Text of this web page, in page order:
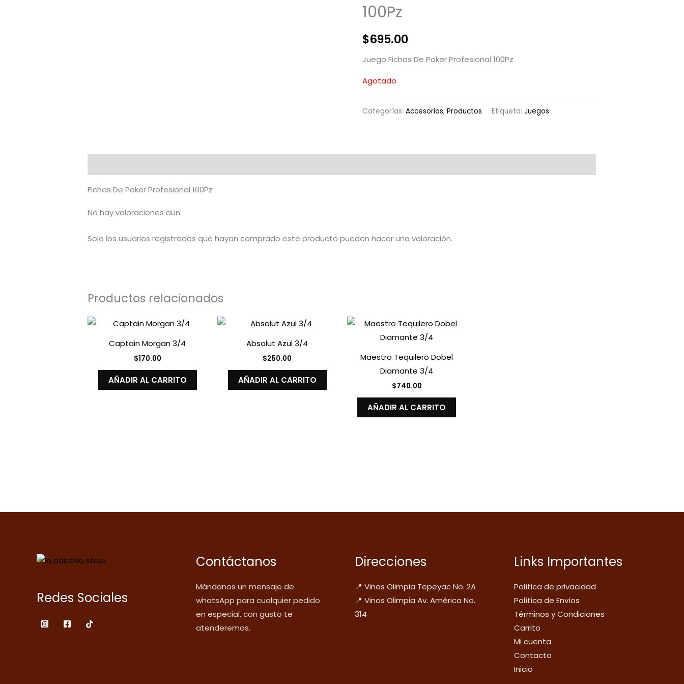
100Pz
$695.00
Juego Fichas De Poker Profesional 100Pz
Agotado
Categorías: Accesorios, Productos Etiqueta: Juegos
Fichas De Poker Profesional 100Pz
No hay valoraciones aún.
Solo los usuarios registrados que hayan comprado este producto pueden hacer una valoración.
Productos relacionados
Captain Morgan 3/4
$170.00
AÑADIR AL CARRITO
Absolut Azul 3/4
$250.00
AÑADIR AL CARRITO
Maestro Tequilero Dobel
Diamante 3/4
$740.00
AÑADIR AL CARRITO
Redes Sociales
Contáctanos
Mándanos un mensaje de
whatsApp para cualquier pedido
en especial, con gusto te
atenderemos.
Direcciones
📍 Vinos Olimpia Tepeyac No. 2A
📍 Vinos Olimpia Av. América No.
314
Links Importantes
Política de privacidad
Política de Envíos
Términos y Condiciones
Carrito
Mi cuenta
Contacto
Inicio